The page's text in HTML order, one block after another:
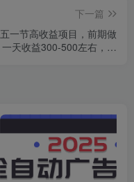
下一篇
五一节高收益项目，前期做
一天收益300-500左右，熟